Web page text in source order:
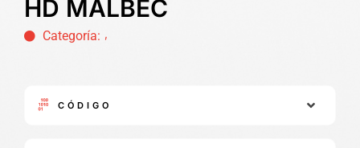
HD MALBEC
Categoría: ,
CÓDIGO